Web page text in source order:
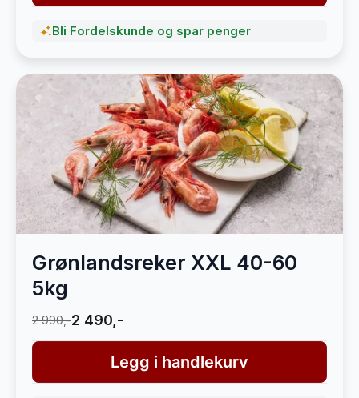
Bli Fordelskunde og spar penger
Grønlandsreker XXL 40-60
5kg
2 990,-2 490,-
Legg i handlekurv